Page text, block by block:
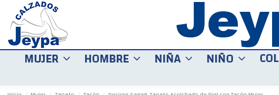
MUJER HOMBRE NIÑA NIÑO